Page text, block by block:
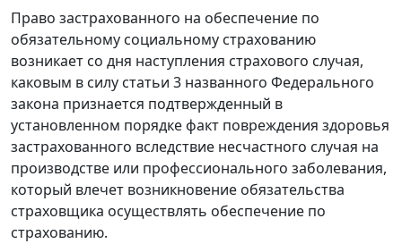
Право застрахованного на обеспечение по
обязательному социальному страхованию
возникает со дня наступления страхового случая,
каковым в силу статьи 3 названного Федерального
закона признается подтвержденный в
установленном порядке факт повреждения здоровья
застрахованного вследствие несчастного случая на
производстве или профессионального заболевания,
который влечет возникновение обязательства
страховщика осуществлять обеспечение по
страхованию.